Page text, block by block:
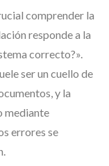
comprender la
responde a la
correcto?».
ser un cuello de
y la
mediante
errores se